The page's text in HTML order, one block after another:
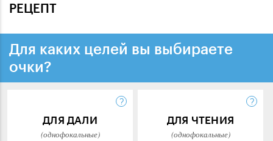
РЕЦЕПТ
Для каких целей вы выбираете
очки?
ДЛЯ ДАЛИ
(однофокальные)
ДЛЯ ЧТЕНИЯ
(однофокальные)